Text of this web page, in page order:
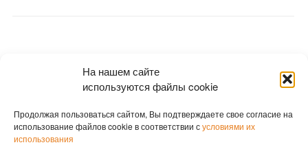
На нашем сайте
используются файлы cookie
Продолжая пользоваться сайтом, Вы подтверждаете свое согласие на
использование файлов cookie в соответствии сусловиями их
использования